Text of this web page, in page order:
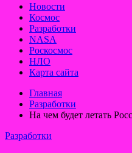
Новости
Космос
Разработки
NASA
Роскосмос
НЛО
Карта сайта
Главная
Разработки
На чем будет летать
Разработки